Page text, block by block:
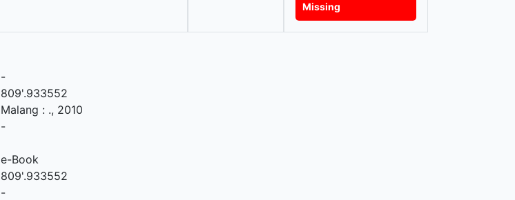
Missing
-
809'.933552
Malang : ., 2010
-
e-Book
809'.933552
-